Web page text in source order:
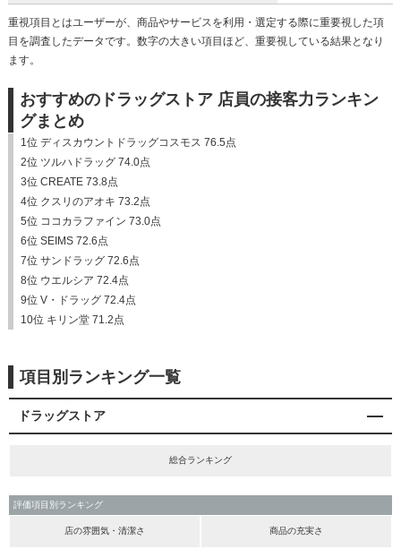
重視項目とはユーザーが、商品やサービスを利用・選定する際に重要視した項
目を調査したデータです。数字の大きい項目ほど、重要視している結果となり
ます。
おすすめのドラッグストア 店員の接客力ランキン
グまとめ
1位 ディスカウントドラッグコスモス 76.5点
2位 ツルハドラッグ 74.0点
3位 CREATE 73.8点
4位 クスリのアオキ 73.2点
5位 ココカラファイン 73.0点
6位 SEIMS 72.6点
7位 サンドラッグ 72.6点
8位 ウエルシア 72.4点
9位 V・ドラッグ 72.4点
10位 キリン堂 71.2点
項目別ランキング一覧
ドラッグストア
総合ランキング
評価項目別ランキング
店の雰囲気・清潔さ 商品の充実さ